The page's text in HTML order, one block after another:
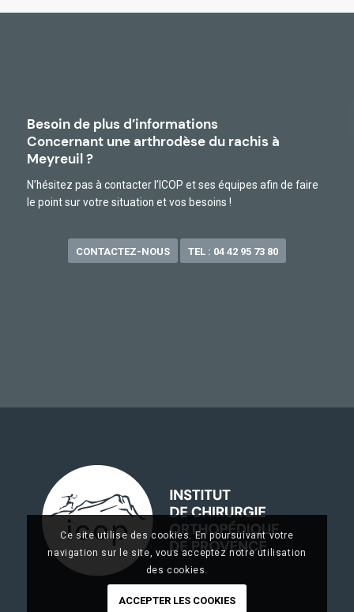
Besoin de plus d’informations
Concernant une arthrodèse du rachis à
Meyreuil ?
N’hésitez pas à contacter l’ICOP et ses équipes afin de faire
le point sur votre situation et vos besoins !
CONTACTEZ-NOUS TEL : 04 42 95 73 80
Ce site utilise des cookies. En poursuivant votre
navigation sur le site, vous acceptez notre utilisation
des cookies.
ACCEPTER LES COOKIES